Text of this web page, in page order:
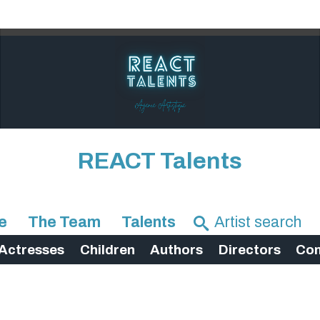
REACT Talents
The Team Talents
Children Authors Directors